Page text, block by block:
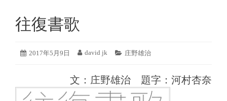
往復書歌
投
2017年5月9日
2019
月
19
日
投
david jk
カ
リ
ー:
庄野雄治
文：庄野雄治 題字：河村杏奈